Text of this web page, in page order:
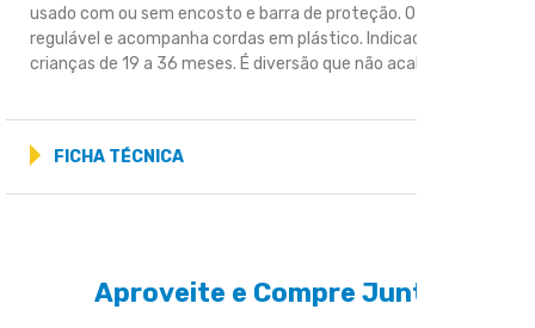
usado com ou sem encosto e barra de proteção. O encosto é
regulável e acompanha cordas em plástico. Indicado para
crianças de 19 a 36 meses. É diversão que não acaba mais!
FICHA TÉCNICA
Aproveite e Compre Junto